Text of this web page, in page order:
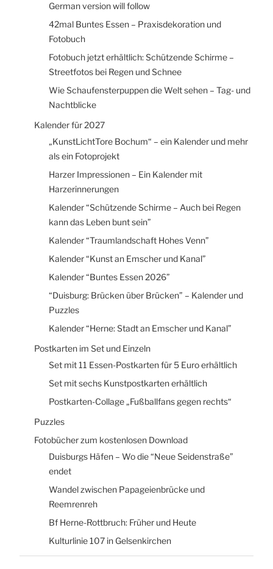
German version will follow
42mal Buntes Essen – Praxisdekoration und
Fotobuch
Fotobuch jetzt erhältlich: Schützende Schirme –
Streetfotos bei Regen und Schnee
Wie Schaufensterpuppen die Welt sehen – Tag- und
Nachtblicke
Kalender für 2027
„KunstLichtTore Bochum“ – ein Kalender und mehr
als ein Fotoprojekt
Harzer Impressionen – Ein Kalender mit
Harzerinnerungen
Kalender “Schützende Schirme – Auch bei Regen
kann das Leben bunt sein”
Kalender “Traumlandschaft Hohes Venn”
Kalender “Kunst an Emscher und Kanal”
Kalender “Buntes Essen 2026”
“Duisburg: Brücken über Brücken” – Kalender und
Puzzles
Kalender “Herne: Stadt an Emscher und Kanal”
Postkarten im Set und Einzeln
Set mit 11 Essen-Postkarten für 5 Euro erhältlich
Set mit sechs Kunstpostkarten erhältlich
Postkarten-Collage „Fußballfans gegen rechts“
Puzzles
Fotobücher zum kostenlosen Download
Duisburgs Häfen – Wo die “Neue Seidenstraße”
endet
Wandel zwischen Papageienbrücke und
Reemrenreh
Bf Herne-Rottbruch: Früher und Heute
Kulturlinie 107 in Gelsenkirchen